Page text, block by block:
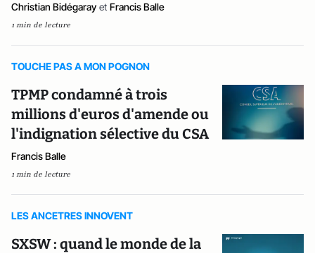
Christian Bidégaray et Francis Balle
1 min de lecture
TOUCHE PAS A MON POGNON
TPMP condamné à trois
millions d'euros d'amende ou
l'indignation sélective du CSA
Francis Balle
1 min de lecture
LES ANCETRES INNOVENT
SXSW : quand le monde de la